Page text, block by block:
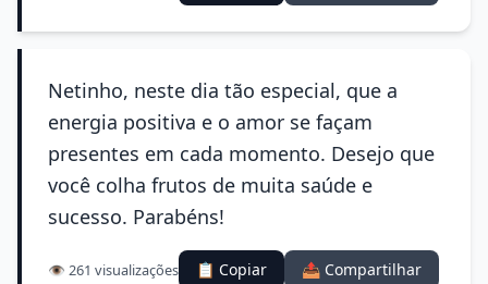
Netinho, neste dia tão especial, que a
energia positiva e o amor se façam
presentes em cada momento. Desejo que
você colha frutos de muita saúde e
sucesso. Parabéns!
👁️ 261 visualizações 📋 Copiar 📤 Compartilhar